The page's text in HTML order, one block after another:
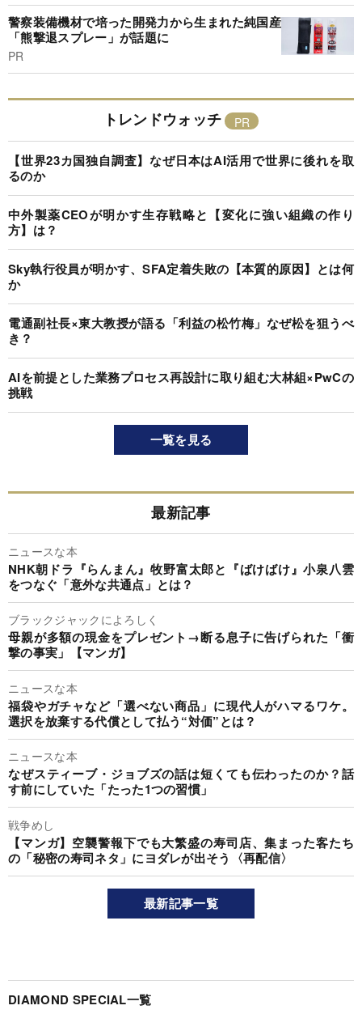
警察装備機材で培った開発力から生まれた純国産
「熊撃退スプレー」が話題に
PR
トレンドウォッチ
【世界23カ国独自調査】なぜ日本はAI活用で世界に後れを取
るのか
中外製薬CEOが明かす生存戦略と【変化に強い組織の作り
方】は？
Sky執行役員が明かす、SFA定着失敗の【本質的原因】とは何
か
電通副社長×東大教授が語る「利益の松竹梅」なぜ松を狙うべ
き？
AIを前提とした業務プロセス再設計に取り組む大林組×PwCの
挑戦
一覧を見る
最新記事
ニュースな本
NHK朝ドラ『らんまん』牧野富太郎と『ばけばけ』小泉八雲
をつなぐ「意外な共通点」とは？
ブラックジャックによろしく
母親が多額の現金をプレゼント→断る息子に告げられた「衝
撃の事実」【マンガ】
ニュースな本
福袋やガチャなど「選べない商品」に現代人がハマるワケ。
選択を放棄する代償として払う“対価”とは？
ニュースな本
なぜスティーブ・ジョブズの話は短くても伝わったのか？話
す前にしていた「たった1つの習慣」
戦争めし
【マンガ】空襲警報下でも大繁盛の寿司店、集まった客たち
の「秘密の寿司ネタ」にヨダレが出そう〈再配信〉
最新記事一覧
DIAMOND SPECIAL一覧